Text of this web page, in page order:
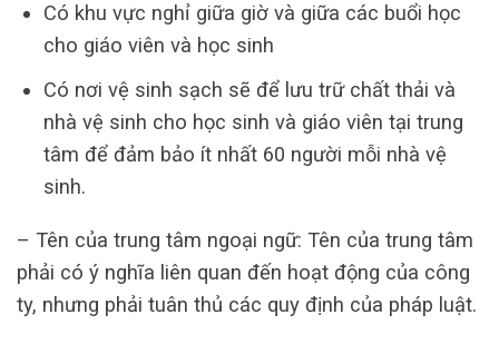
Có khu vực nghỉ giữa giờ và giữa các buổi học
cho giáo viên và học sinh
Có nơi vệ sinh sạch sẽ để lưu trữ chất thải và
nhà vệ sinh cho học sinh và giáo viên tại trung
tâm để đảm bảo ít nhất 60 người mỗi nhà vệ
sinh.
– Tên của trung tâm ngoại ngữ: Tên của trung tâm
phải có ý nghĩa liên quan đến hoạt động của công
ty, nhưng phải tuân thủ các quy định của pháp luật.